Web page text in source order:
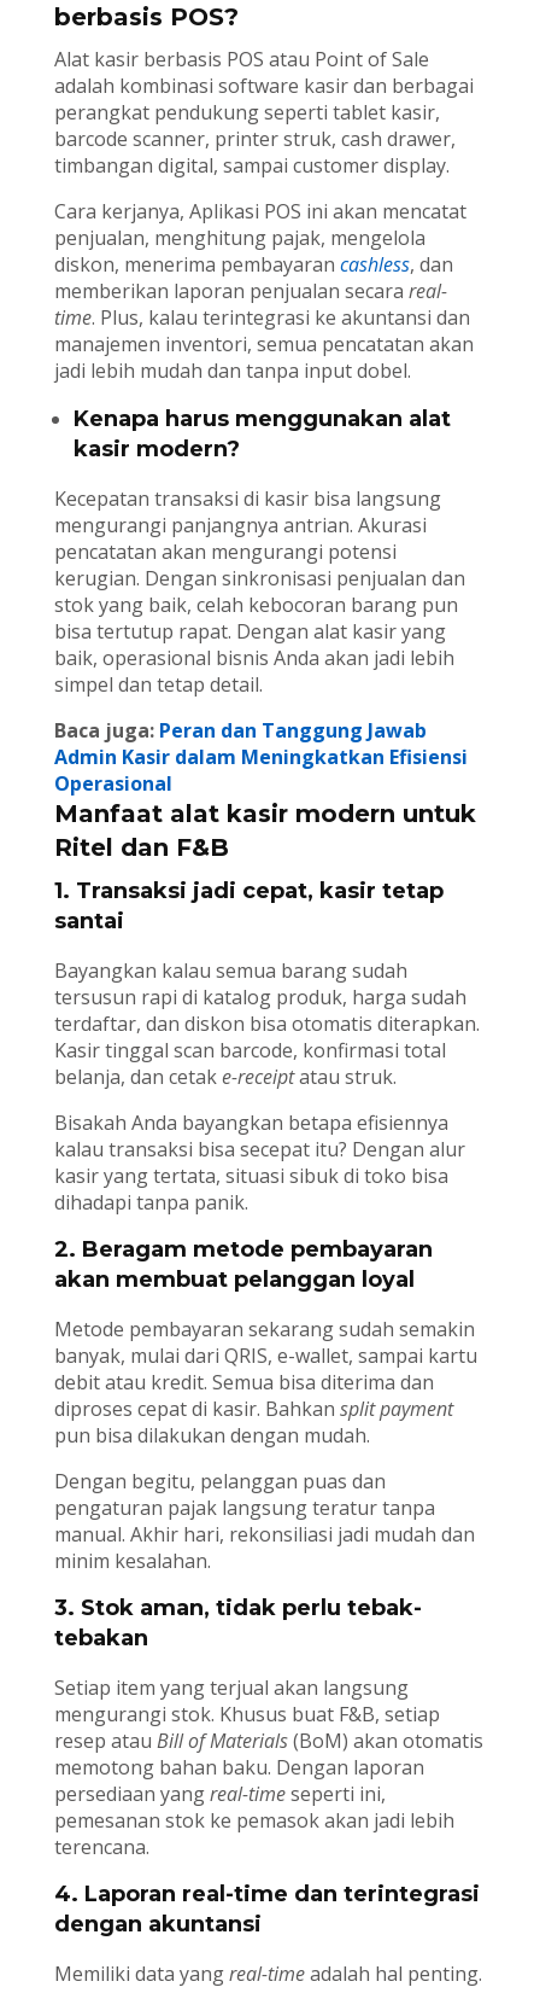
berbasis POS?
Alat kasir berbasis POS atau Point of Sale
adalah kombinasi software kasir dan berbagai
perangkat pendukung seperti tablet kasir,
barcode scanner, printer struk, cash drawer,
timbangan digital, sampai customer display.
Cara kerjanya, Aplikasi POS ini akan mencatat
penjualan, menghitung pajak, mengelola
diskon, menerima pembayaran cashless, dan
memberikan laporan penjualan secara real-
time. Plus, kalau terintegrasi ke akuntansi dan
manajemen inventori, semua pencatatan akan
jadi lebih mudah dan tanpa input dobel.
Kenapa harus menggunakan alat
kasir modern?
Kecepatan transaksi di kasir bisa langsung
mengurangi panjangnya antrian. Akurasi
pencatatan akan mengurangi potensi
kerugian. Dengan sinkronisasi penjualan dan
stok yang baik, celah kebocoran barang pun
bisa tertutup rapat. Dengan alat kasir yang
baik, operasional bisnis Anda akan jadi lebih
simpel dan tetap detail.
Baca juga: Peran dan Tanggung Jawab
Admin Kasir dalam Meningkatkan Efisiensi
Operasional
Manfaat alat kasir modern untuk
Ritel dan F&B
1. Transaksi jadi cepat, kasir tetap
santai
Bayangkan kalau semua barang sudah
tersusun rapi di katalog produk, harga sudah
terdaftar, dan diskon bisa otomatis diterapkan.
Kasir tinggal scan barcode, konfirmasi total
belanja, dan cetake-receiptatau struk.
Bisakah Anda bayangkan betapa efisiennya
kalau transaksi bisa secepat itu? Dengan alur
kasir yang tertata, situasi sibuk di toko bisa
dihadapi tanpa panik.
2. Beragam metode pembayaran
akan membuat pelanggan loyal
Metode pembayaran sekarang sudah semakin
banyak, mulai dari QRIS, e-wallet, sampai kartu
debit atau kredit. Semua bisa diterima dan
diproses cepat di kasir. Bahkan split payment
pun bisa dilakukan dengan mudah.
Dengan begitu, pelanggan puas dan
pengaturan pajak langsung teratur tanpa
manual. Akhir hari, rekonsiliasi jadi mudah dan
minim kesalahan.
3. Stok aman, tidak perlu tebak-
tebakan
Setiap item yang terjual akan langsung
mengurangi stok. Khusus buat F&B, setiap
resep atau Bill of Materials(BoM) akan otomatis
memotong bahan baku. Dengan laporan
persediaan yangreal-timeseperti ini,
pemesanan stok ke pemasok akan jadi lebih
terencana.
4. Laporan real-time dan terintegrasi
dengan akuntansi
Memiliki data yangreal-timeadalah hal penting.